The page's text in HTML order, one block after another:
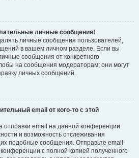
личные сообщения!
личные сообщения пользователей,
в вашем личном разделе. Если вы
сообщения от конкретного
на сообщения модераторам; они могут
личных сообщений.
email от кого-то с этой
email на данной конференции
и возможность отслеживания
подобные сообщения. Отправьте email-
с полной копией полученного